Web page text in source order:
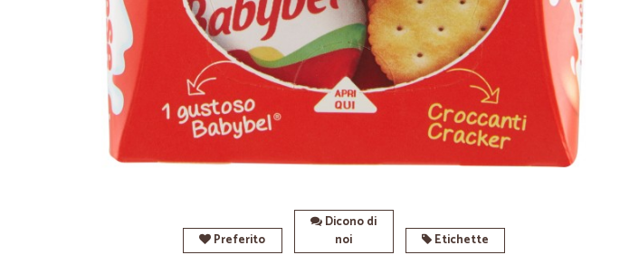
Preferito
Dicono di
noi
Etichette